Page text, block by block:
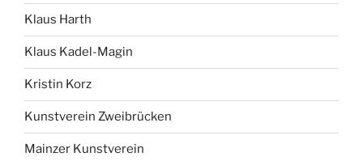
Klaus Harth
Klaus Kadel-Magin
Kristin Korz
Kunstverein Zweibrücken
Mainzer Kunstverein